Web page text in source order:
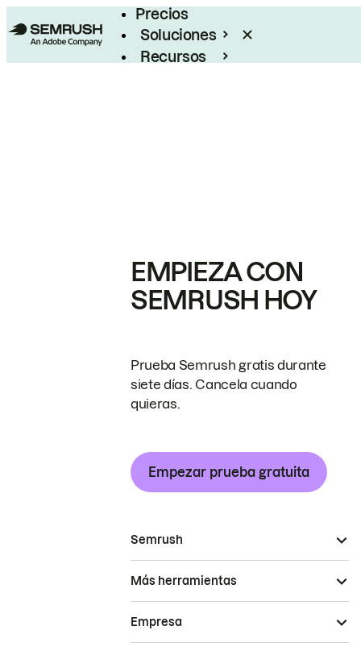
Precios
Soluciones
Recursos
EMPIEZA CON
SEMRUSH HOY
Prueba Semrush gratis durante
siete días. Cancela cuando
quieras.
Empezar prueba gratuita
Semrush
Más herramientas
Empresa